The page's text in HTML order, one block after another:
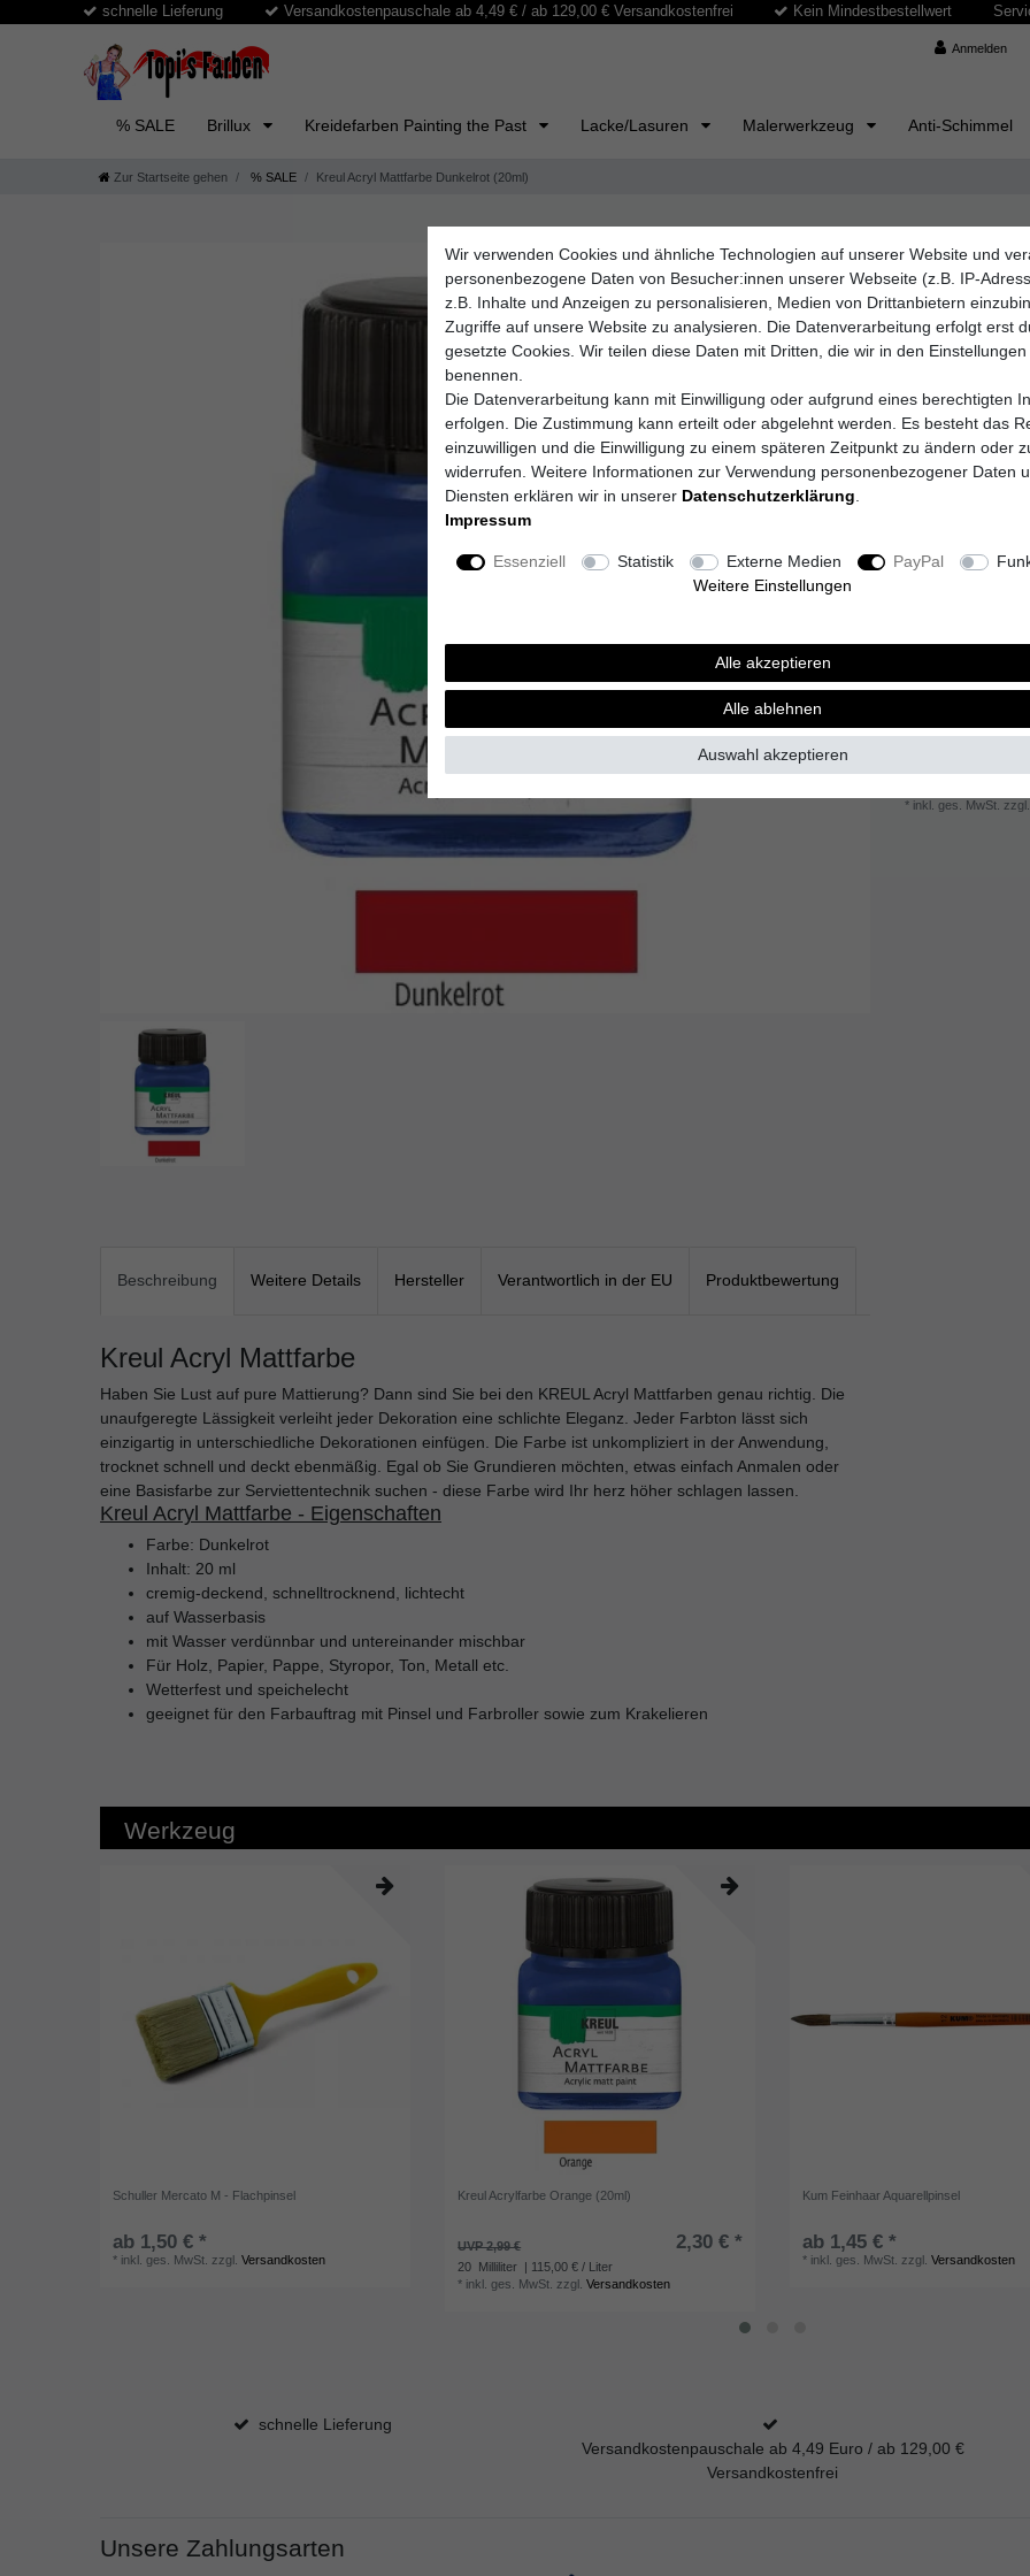
schnelle Lieferung Versandkostenpauschale ab 4,49 € / ab 129,00 € Versandkostenfrei Kein Mindestbestellwert
Anmelden
% SALE Brillux Kreidefarben Painting the Past Lacke/Lasuren Malerwerkzeug Anti-Schimmel
Zur Startseite gehen % SALE Kreul Acryl Mattfarbe Dunkelrot (20ml)
C.Kreul GmbH &
Kreul
UVP 3,20 €
Grundpreis
Sofort
* inkl. ges. MwSt. zzgl.
Beschreibung Weitere Details Hersteller Verantwortlich in der EU Produktbewertung
Kreul Acryl Mattfarbe
Haben Sie Lust auf pure Mattierung? Dann sind Sie bei den KREUL Acryl Mattfarben genau richtig. Die
unaufgeregte Lässigkeit verleiht jeder Dekoration eine schlichte Eleganz. Jeder Farbton lässt sich
einzigartig in unterschiedliche Dekorationen einfügen. Die Farbe ist unkompliziert in der Anwendung,
trocknet schnell und deckt ebenmäßig. Egal ob Sie Grundieren möchten, etwas einfach Anmalen oder
eine Basisfarbe zur Serviettentechnik suchen - diese Farbe wird Ihr herz höher schlagen lassen.
Kreul Acryl Mattfarbe - Eigenschaften
Farbe: Dunkelrot
Inhalt: 20 ml
cremig-deckend, schnelltrocknend, lichtecht
auf Wasserbasis
mit Wasser verdünnbar und untereinander mischbar
Für Holz, Papier, Pappe, Styropor, Ton, Metall etc.
Wetterfest und speichelecht
geeignet für den Farbauftrag mit Pinsel und Farbroller sowie zum Krakelieren
Werkzeug
Schuller Mercato M - Flachpinsel
ab 1,50 € *
* inkl. ges. MwSt. zzgl.Versandkosten
Kreul Acrylfarbe Orange (20ml)
UVP 2,99 € 2,30 € *
20 Milliliter | 115,00 € / Liter
* inkl. ges. MwSt. zzgl.Versandkosten
Kum Feinhaar Aquarellpinsel
ab 1,45 € *
* inkl. ges. MwSt. zzgl.Versandkosten
schnelle Lieferung
Versandkostenpauschale ab 4,49 Euro / ab 129,00 €
Versandkostenfrei
Unsere Zahlungsarten
Wir verwenden Cookies und ähnliche Technologien auf unserer Website und
personenbezogene Daten von Besucher:innen unserer Webseite (z.B. IP-
z.B. Inhalte und Anzeigen zu personalisieren, Medien von Drittanbietern
Zugriffe auf unsere Website zu analysieren. Die Datenverarbeitung erfolgt erst
gesetzte Cookies. Wir teilen diese Daten mit Dritten, die wir in den Einstellungen
benennen.
Die Datenverarbeitung kann mit Einwilligung oder aufgrund eines berechtigten
erfolgen. Die Zustimmung kann erteilt oder abgelehnt werden. Es besteht das
einzuwilligen und die Einwilligung zu einem späteren Zeitpunkt zu ändern oder
widerrufen. Weitere Informationen zur Verwendung personenbezogener Daten
Diensten erklären wir in unserer Daten­schutz­erklärung
Impressum
Essenziell Statistik Externe Medien PayPal
Weitere Einstellungen
Alle akzeptieren
Alle ablehnen
Auswahl akzeptieren